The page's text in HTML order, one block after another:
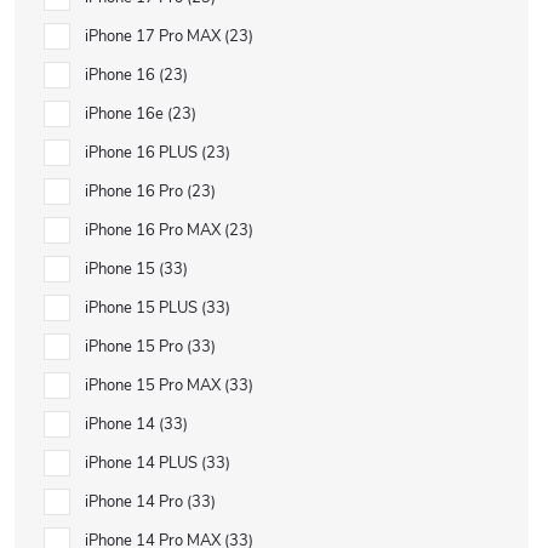
iPhone 17 Pro MAX 23
iPhone 16 23
iPhone 16e 23
iPhone 16 PLUS 23
iPhone 16 Pro 23
iPhone 16 Pro MAX 23
iPhone 15 33
iPhone 15 PLUS 33
iPhone 15 Pro 33
iPhone 15 Pro MAX 33
iPhone 14 33
iPhone 14 PLUS 33
iPhone 14 Pro 33
iPhone 14 Pro MAX 33